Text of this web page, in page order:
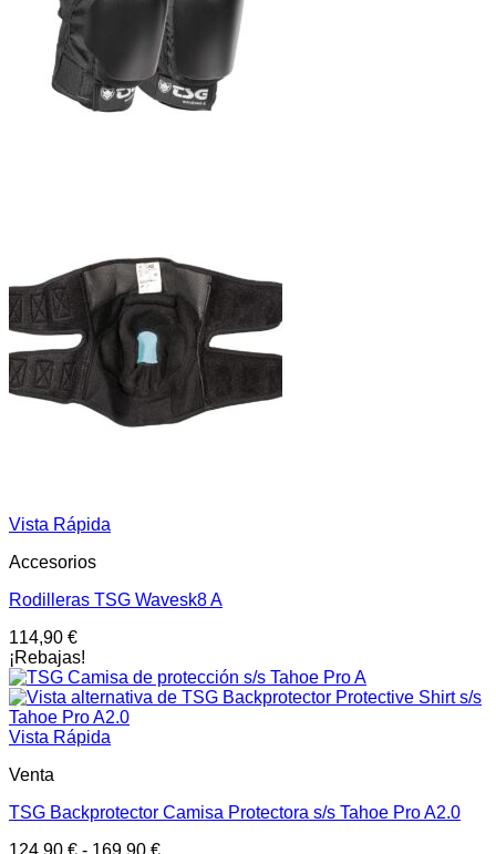
Vista Rápida
Accesorios
Rodilleras TSG Wavesk8 A
114,90 €
¡Rebajas!
Vista Rápida
Venta
TSG Backprotector Camisa Protectora s/s Tahoe Pro A2.0
124,90 € - 169,90 €